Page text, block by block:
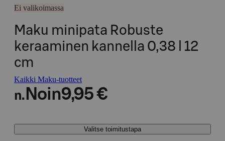
Ei valikoimassa
Maku minipata Robuste
keraaminen kannella 0,38 l 12
cm
Kaikki Maku-tuotteet
n. Noin9,95 €
Valitse toimitustapa